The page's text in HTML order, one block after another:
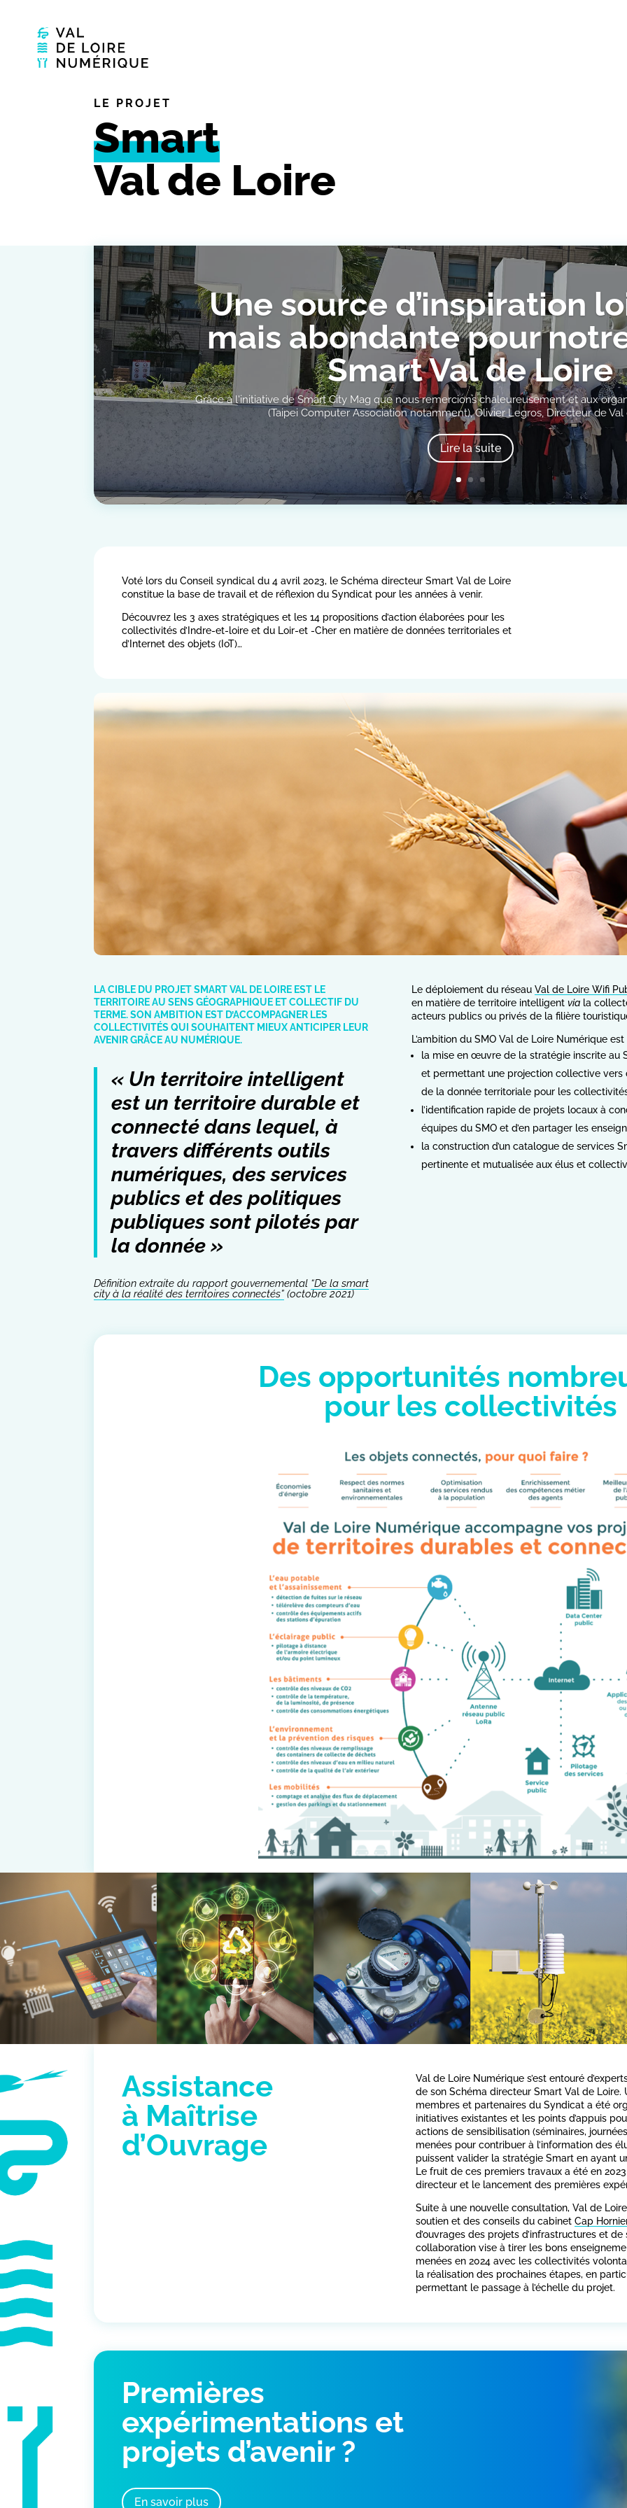
LE PROJET
Smart
Val de Loire
Une source d’inspiration
mais abondante pour
Smart Val de Loire
Grâce à l'initiative de Smart City Mag que nous remercions chaleureusement et aux
(Taipei Computer Association notamment), Olivier Legros, Directeur de Val
Lire la suite
Voté lors du Conseil syndical du 4 avril 2023, le Schéma directeur Smart Val de Loire
constitue la base de travail et de réflexion du Syndicat pour les années à venir.
Découvrez les 3 axes stratégiques et les 14 propositions d’action élaborées pour les
collectivités d’Indre-et-loire et du Loir-et -Cher en matière de données territoriales et
d’Internet des objets (IoT)…
LA CIBLE DU PROJET SMART VAL DE LOIRE EST LE
TERRITOIRE AU SENS GÉOGRAPHIQUE ET COLLECTIF DU
TERME. SON AMBITION EST D’ACCOMPAGNER LES
COLLECTIVITÉS QUI SOUHAITENT MIEUX ANTICIPER LEUR
AVENIR GRÂCE AU NUMÉRIQUE.
« Un territoire intelligent
est un territoire durable et
connecté dans lequel, à
travers différents outils
numériques, des services
publics et des politiques
publiques sont pilotés par
la donnée »
Définition extraite du rapport gouvernemental “De la smart
city à la réalité des territoires connectés” (octobre 2021)
Le déploiement du réseauVal de Loire Wifi
en matière de territoire intelligentvia la
acteurs publics ou privés de la filière
L’ambition du SMO Val de Loire Numérique
la mise en œuvre de la stratégie inscrite au
et permettant une projection collective vers
de la donnée territoriale pour les
l’identification rapide de projets locaux à
équipes du SMO et d’en partager les
la construction d’un catalogue de services
pertinente et mutualisée aux élus et
Des opportunités
pour les collectivités
Assistance
à Maîtrise
d’Ouvrage
Val de Loire Numérique s’est entouré
de son Schéma directeur Smart Val de
membres et partenaires du Syndicat a été
initiatives existantes et les points d’appuis
actions de sensibilisation (séminaires,
menées pour contribuer à l’information des
puissent valider la stratégie Smart en ayant
Le fruit de ces premiers travaux a été en
directeur et le lancement des premières
Suite à une nouvelle consultation, Val de
soutien et des conseils du cabinetCap
d’ouvrages des projets d’infrastructures et
collaboration vise à tirer les bons
menées en 2024 avec les collectivités
la réalisation des prochaines étapes, en
permettant le passage à l’échelle du projet.
Premières
expérimentations et
projets d’avenir ?
En savoir plus